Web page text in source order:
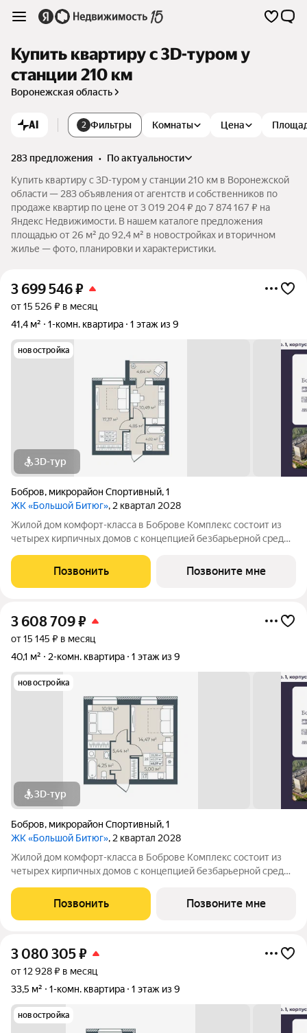
Купить квартиру c 3D-туром у
станции 210 км
Воронежская область
AI 2 Фильтры Комнаты Цена
283 предложения •
по актуальности
Купить квартиру c 3D-туром у станции 210 км в Воронежской
области — 283 объявления от агентств и собственников по
продаже квартир по цене от 3 019 204 ₽ до 7 874 167 ₽ на
Яндекс Недвижимости. В нашем каталоге предложения
площадью от 26 м² до 92,4 м² в новостройках и вторичном
жилье — фото, планировки и характеристики.
3 699 546₽
от 15 526 ₽ в месяц
41,4 м²
1-комн. квартира 1 этаж из 9
новостройка
3D-тур
Бобров, микрорайон Спортивный,1
ЖК «Большой Битюг», 2 квартал 2028
Жилой дом комфорт-класса в Боброве Комплекс состоит из
четырех кирпичных домов с концепцией безбарьерной среды,
пожилых людей и родителей с колясками. Функциональное
использование квадратных
Позвонить Позвоните мне
3 608 709₽
от 15 145 ₽ в месяц
40,1 м²
2-комн. квартира 1 этаж из 9
новостройка
3D-тур
Бобров, микрорайон Спортивный,1
ЖК «Большой Битюг», 2 квартал 2028
Жилой дом комфорт-класса в Боброве Комплекс состоит из
четырех кирпичных домов с концепцией безбарьерной среды,
пожилых людей и родителей с колясками. Функциональное
использование квадратных
Позвонить Позвоните мне
3 080 305₽
от 12 928 ₽ в месяц
33,5 м²
1-комн. квартира 1 этаж из 9
новостройка